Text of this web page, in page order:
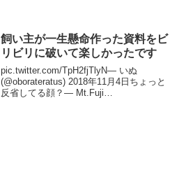
飼い主が一生懸命作った資料をビ
リビリに破いて楽しかったです
pic.twitter.com/TpH2fjTlyN— いぬ
(@oborateratus) 2018年11月4日ちょっと
反省してる顔？— Mt.Fuji